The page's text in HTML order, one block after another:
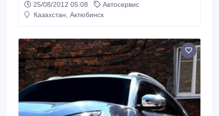
изначальную роскошь и надолго её защитить, до
сих пор нет. Это свободный рынок, пустующая
автомобилей.
25/08/2012 05:08
Автосервис
Казахстан, Актюбинск